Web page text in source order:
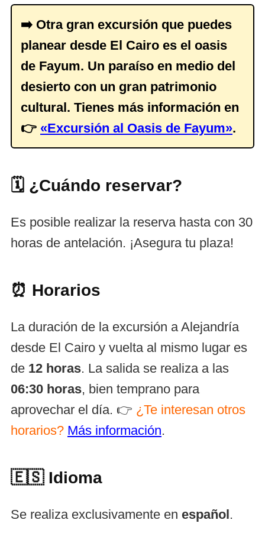
➡️ Otra gran excursión que puedes
planear desde El Cairo es el oasis
de Fayum. Un paraíso en medio del
desierto con un gran patrimonio
cultural. Tienes más información en
👉 «Excursión al Oasis de Fayum».
🗓️ ¿Cuándo reservar?
Es posible realizar la reserva hasta con 30
horas de antelación. ¡Asegura tu plaza!
⏰ Horarios
La duración de la excursión a Alejandría
desde El Cairo y vuelta al mismo lugar es
de 12 horas. La salida se realiza a las
06:30 horas, bien temprano para
aprovechar el día. 👉 ¿Te interesan otros
horarios? Más información.
🇪🇸 Idioma
Se realiza exclusivamente en español.